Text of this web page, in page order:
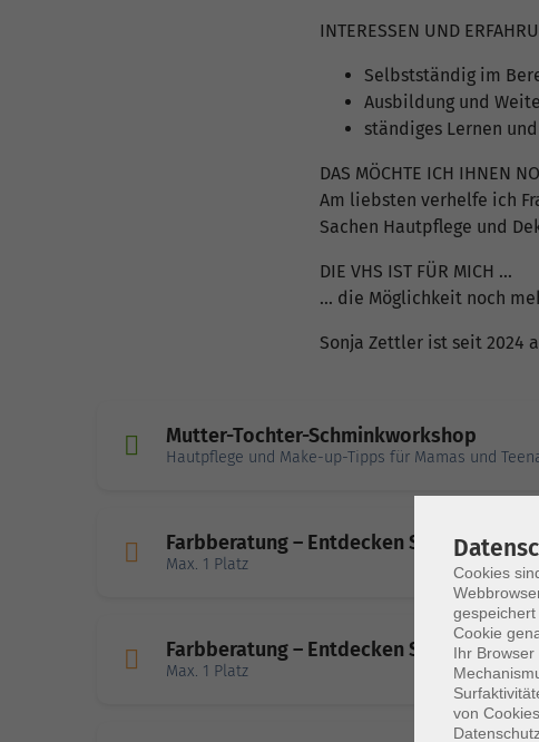
INTERESSEN UND
Selbstständig im
Ausbildung und
ständiges Lernen
DAS MÖCHTE ICH IHNEN
Am liebsten verhelfe ich
Sachen Hautpflege und
DIE VHS IST FÜR MICH ...
... die Möglichkeit noch
Sonja Zettler ist seit 2024
Mutter-Tochter-Schminkworkshop
Hautpflege und Make-up-Tipps für Mamas und
Farbberatung – Entdecken Sie Ihre
Max. 1 Platz
Farbberatung – Entdecken Sie Ihre
Max. 1 Platz
Cookies
Cookie
Ihr
von